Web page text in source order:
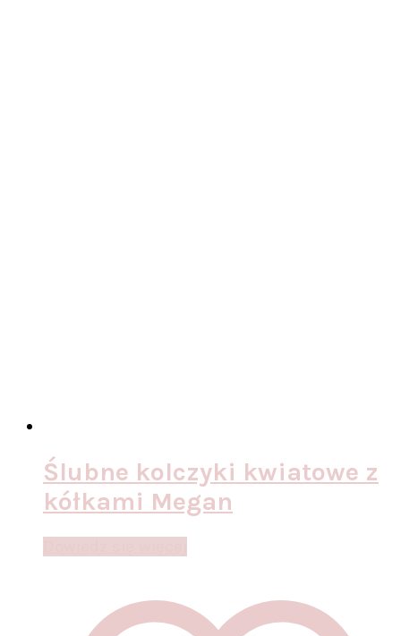
Ślubne kolczyki kwiatowe z
kółkami Megan